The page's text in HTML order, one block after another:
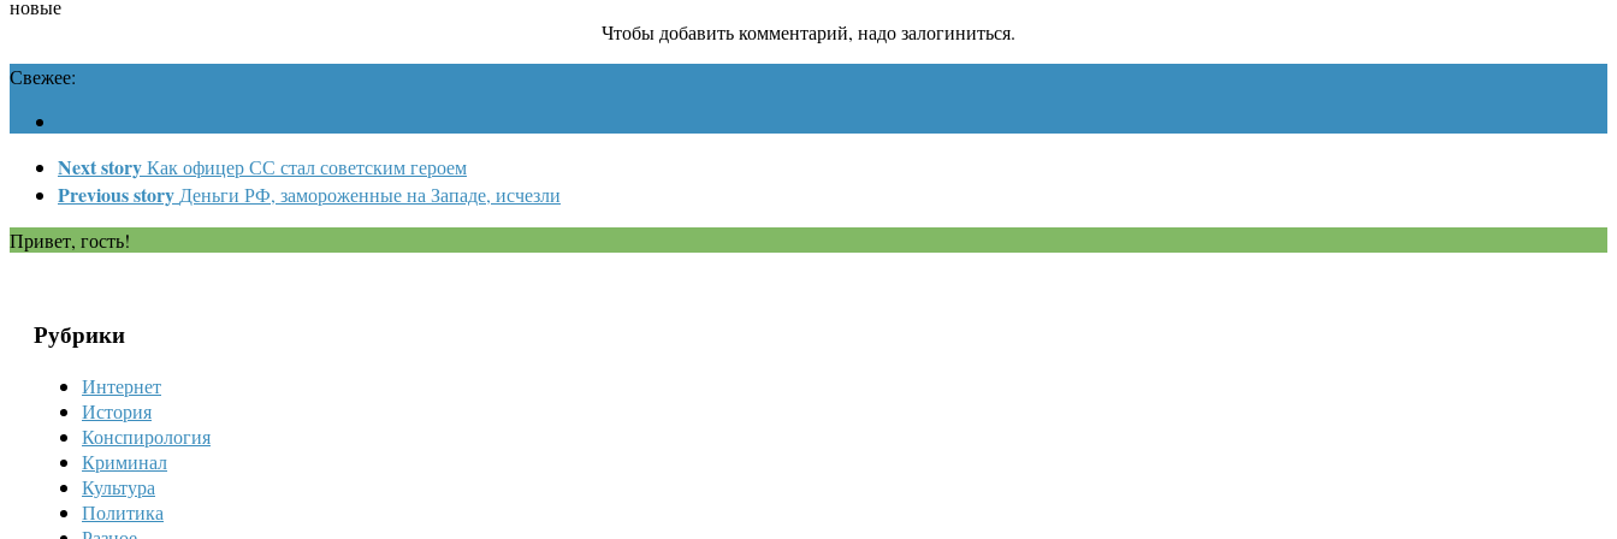
новые
Чтобы добавить комментарий, надо залогиниться.
Свежее:
Next storyКак офицер СС стал советским героем
Previous story Деньги РФ, замороженные на Западе, исчезли
Привет, гость!
Рубрики
Интернет
История
Конспирология
Криминал
Культура
Политика